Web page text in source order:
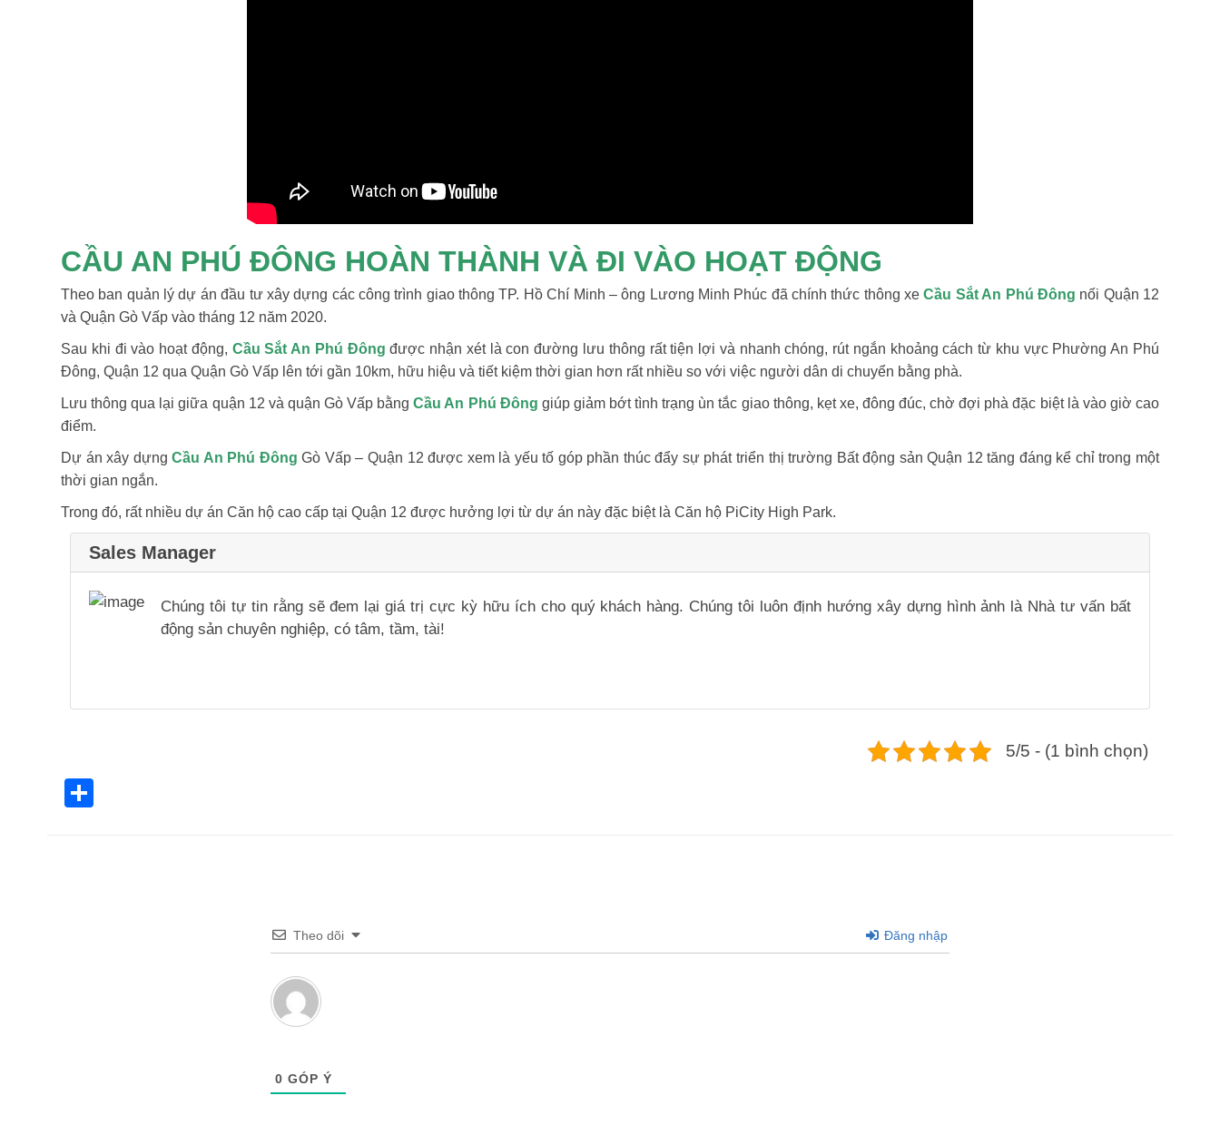
CẦU AN PHÚ ĐÔNG HOÀN THÀNH VÀ ĐI VÀO HOẠT ĐỘNG
Theo ban quản lý dự án đầu tư xây dựng các công trình giao thông TP. Hồ Chí Minh – ông Lương Minh Phúc đã chính thức thông xeCầu Sắt An Phú Đông nối Quận 12
và Quận Gò Vấp vào tháng 12 năm 2020.
Sau khi đi vào hoạt động, Cầu Sắt An Phú Đông được nhận xét là con đường lưu thông rất tiện lợi và nhanh chóng, rút ngắn khoảng cách từ khu vực Phường An Phú
Đông, Quận 12 qua Quận Gò Vấp lên tới gần 10km, hữu hiệu và tiết kiệm thời gian hơn rất nhiều so với việc người dân di chuyển bằng phà.
Lưu thông qua lại giữa quận 12 và quận Gò Vấp bằng Cầu An Phú Đông giúp giảm bớt tình trạng ùn tắc giao thông, kẹt xe, đông đúc, chờ đợi phà đặc biệt là vào giờ cao
điểm.
Dự án xây dựngCầu An Phú Đông Gò Vấp – Quận 12 được xem là yếu tố góp phần thúc đẩy sự phát triển thị trường Bất động sản Quận 12 tăng đáng kể chỉ trong một
thời gian ngắn.
Trong đó, rất nhiều dự án Căn hộ cao cấp tại Quận 12 được hưởng lợi từ dự án này đặc biệt là Căn hộ PiCity High Park.
Sales Manager
Chúng tôi tự tin rằng sẽ đem lại giá trị cực kỳ hữu ích cho quý khách hàng. Chúng tôi luôn định hướng xây dựng hình ảnh là Nhà tư vấn bất
động sản chuyên nghiệp, có tâm, tầm, tài!
5/5 - (1 bình chọn)
Theo dõi Đăng nhập
0 GÓP Ý